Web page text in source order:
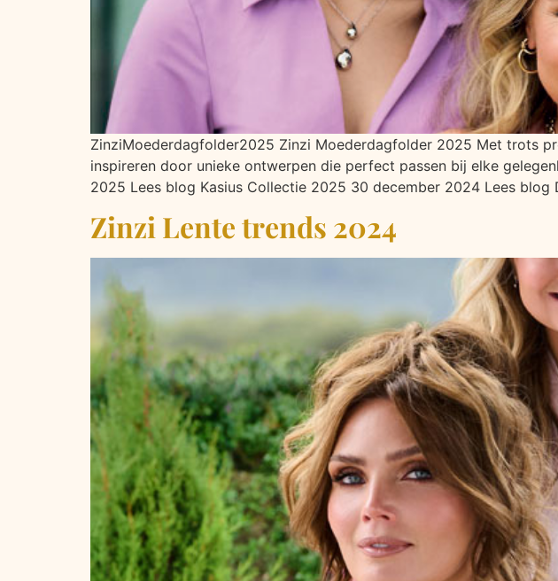
ZinziMoederdagfolder2025 Zinzi Moederdagfolder 2025 Met trots
inspireren door unieke ontwerpen die perfect passen bij elke
2025 Lees blog Kasius Collectie 2025 30 december 2024 Lees
Zinzi Lente trends 2024